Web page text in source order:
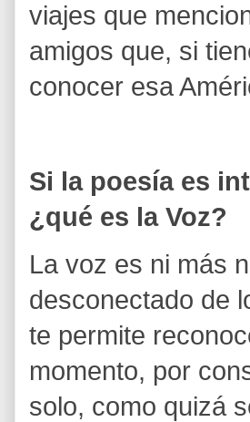
viajes que
amigos que, si
conocer esa
Si la poesía es
¿qué es la Voz?
La voz es ni más
desconectado de
te permite
momento, por
solo, como quizá